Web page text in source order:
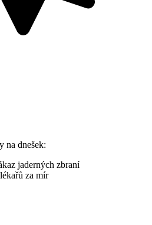
na dnešek:
jaderných zbraní
za mír